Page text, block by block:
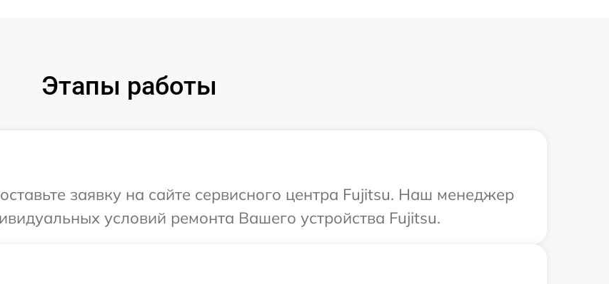
Этапы работы
заявку на сайте сервисного центра Fujitsu. Наш менеджер
условий ремонта Вашего устройства Fujitsu.